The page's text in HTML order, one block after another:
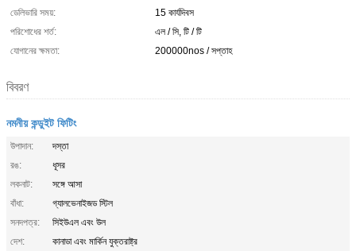
ডেলিভারি সময়:
15 কার্যদিবস
পরিশোধের শর্ত:
এল / সি, টি / টি
যোগানের ক্ষমতা:
200000nos / সপ্তাহ
বিবরণ
নমনীয় কন্ডুইট ফিটিং
উপাদান:
দস্তা
রঙ:
ধূসর
লকনাট:
সঙ্গে আসা
বাঁধা:
গ্যালভেনাইজড স্টিল
সনদপত্র:
সিইউএল এবং উল
দেশ:
কানাডা এবং মার্কিন যুক্তরাষ্ট্র